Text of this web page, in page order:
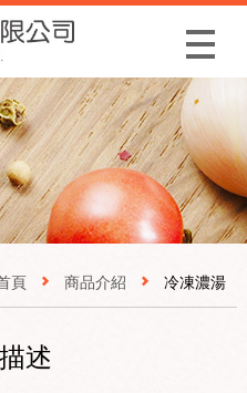
Menu
頁 商品介紹 冷凍濃湯
述